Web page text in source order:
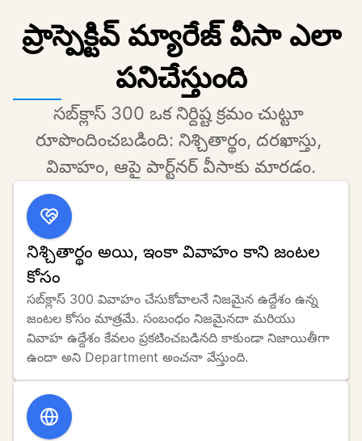
ప్రాస్పెక్టివ్ మ్యారేజ్ వీసా ఎలా
పనిచేస్తుంది
సబ్‌క్లాస్ 300 ఒక నిర్దిష్ట క్రమం చుట్టూ
రూపొందించబడింది: నిశ్చితార్థం, దరఖాస్తు,
వివాహం, ఆపై పార్ట్‌నర్ వీసాకు మారడం.
నిశ్చితార్థం అయి, ఇంకా వివాహం కాని జంటల
కోసం
సబ్‌క్లాస్ 300 వివాహం చేసుకోవాలనే నిజమైన ఉద్దేశం ఉన్న
జంటల కోసం మాత్రమే. సంబంధం నిజమైనదా మరియు
వివాహ ఉద్దేశం కేవలం ప్రకటించబడినది కాకుండా నిజాయితీగా
ఉందా అని Department అంచనా వేస్తుంది.